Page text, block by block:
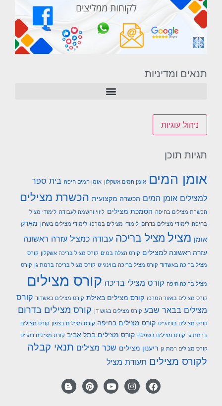
תנאים ומדיניות
ניהול עוגיות
תגיות תוכן
אומן המים אומן המים אשקלון אומן המים חיפה בית ספר
למצילים אומן המים הכשרה מקצועית הכשרת מצילים
הכשרת מצילים בחיפה הסמכת מצילים ליווי והשמה לעבודה לימודי מציל
בחיפה לימודי מצילים בדרום לימודי מצילים במרכז לימודי מצילים בשרון מארק
אומן מציל מציל בריכה עבודה כמציל עזרה ראשונה
עזרה ראשונה למצילים קורס הצלה במים קורס מציל בריכה אשקלון קורס
מציל בריכה באשדוד קורס מציל בריכה בווינגייט קורס מציל בריכה ברמת גן קורס
מציל בריכה חיפה קורס מצילי בריכה קורס מצילים
קורס מצילים באזור המרכז קורס מצילים באילת קורס מצילים באשדוד קורס
מצילים בבאר שבע קורס מצילים בגוש דן קורס מצילים בדרום
קורס מצילים בווינגייט קורס מצילים בחיפה קורס מצילים בצפון קורס מצילים
ברמת גן קורס מצילים בשפלה קורס מצילים בתל אביב קורס מצילים וינגייט
קורס מצילים רמת גן ריענון מצילים שכר מצילים תנאי קבלה
לקורס מצילים תעודת מציל